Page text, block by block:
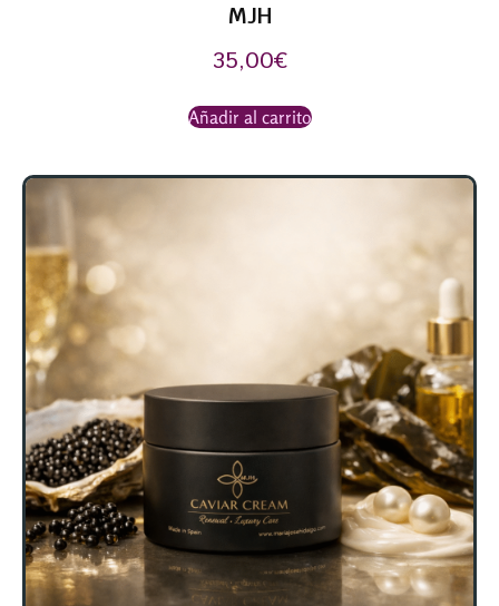
MJH
35,00€
Añadir al carrito